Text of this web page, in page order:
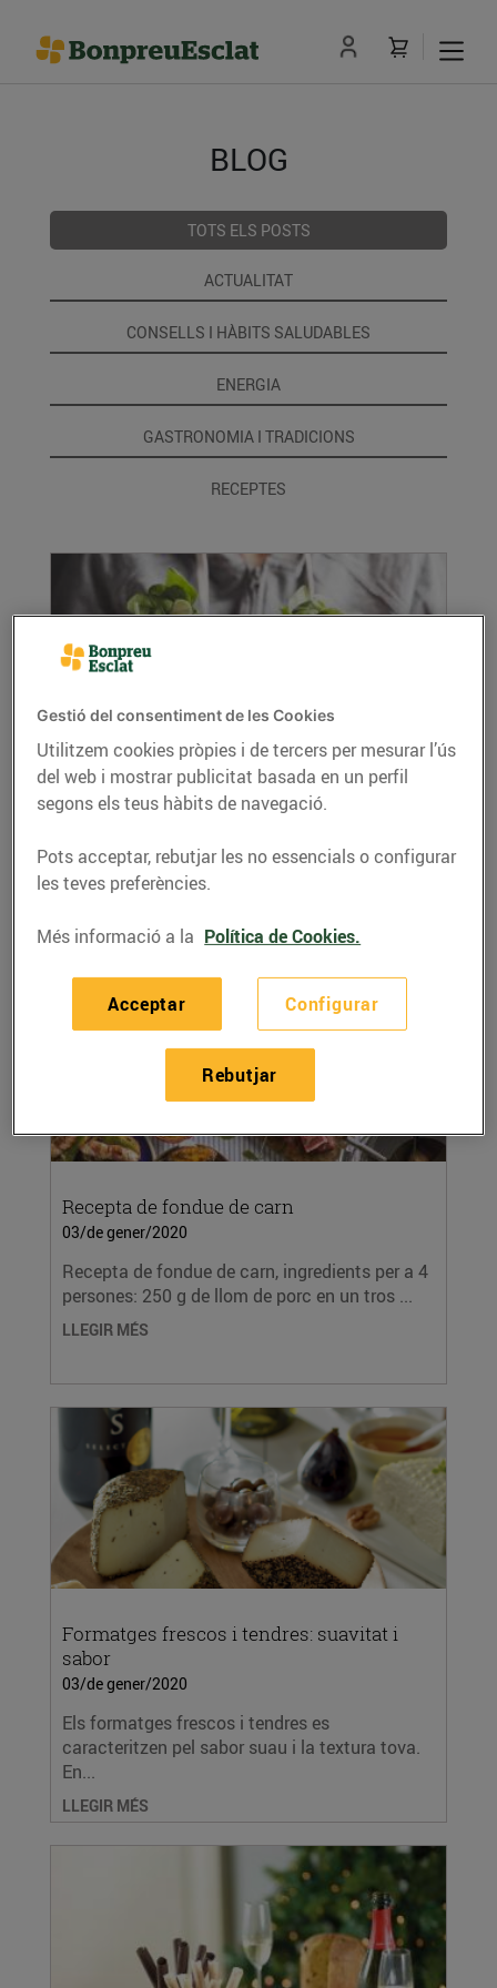
BLOG
TOTS ELS POSTS
ACTUALITAT
CONSELLS I HÀBITS SALUDABLES
ENERGIA
GASTRONOMIA I TRADICIONS
RECEPTES
Maneres de menjar verdures
04/de gener/2020
Tot i que sabem que les propietats i els
beneficis de les verdures són molt importants
per al...
LLEGIR MÉS
Recepta de fondue de carn
03/de gener/2020
Recepta de fondue de carn, ingredients per a 4
persones: 250 g de llom de porc en un tros ...
LLEGIR MÉS
Formatges frescos i tendres: suavitat i
sabor
03/de gener/2020
Els formatges frescos i tendres es
caracteritzen pel sabor suau i la textura tova.
En...
LLEGIR MÉS
Gestió del consentiment de les Cookies
Utilitzem cookies pròpies i de tercers per mesurar l’ús
del web i mostrar publicitat basada en un perfil
segons els teus hàbits de navegació.
Pots acceptar, rebutjar les no essencials o configurar
les teves preferències.
Més informació a la Política de Cookies.
Configurar
Rebutjar
Acceptar